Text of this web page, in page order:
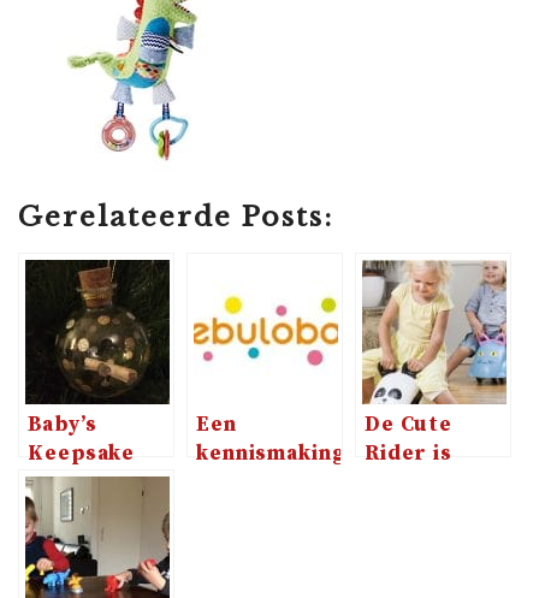
Gerelateerde Posts:
Baby’s
Keepsake
Ornament,
een wel hele
bijzondere
kerstbal
Een
kennismaking
De Cute
Rider is